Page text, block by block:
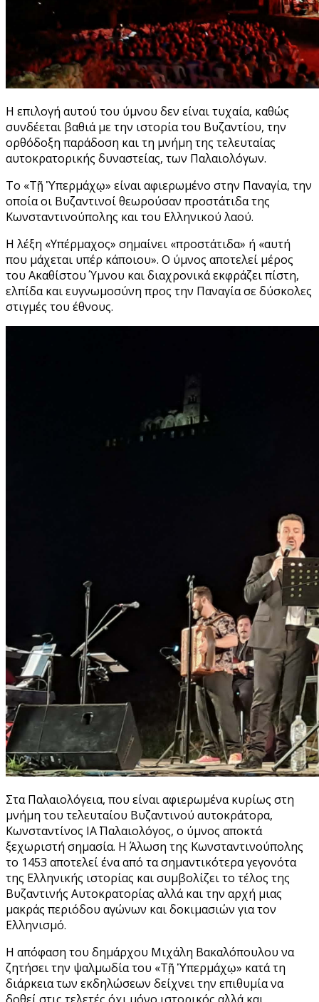
Η επιλογή αυτού του ύμνου δεν είναι τυχαία, καθώς
συνδέεται βαθιά με την ιστορία του Βυζαντίου, την
ορθόδοξη παράδοση και τη μνήμη της τελευταίας
αυτοκρατορικής δυναστείας, των Παλαιολόγων.
Το «Τῇ Ὑπερμάχῳ» είναι αφιερωμένο στην Παναγία, την
οποία οι Βυζαντινοί θεωρούσαν προστάτιδα της
Κωνσταντινούπολης και του Ελληνικού λαού.
Η λέξη «Υπέρμαχος» σημαίνει «προστάτιδα» ή «αυτή
που μάχεται υπέρ κάποιου». Ο ύμνος αποτελεί μέρος
του Ακαθίστου Ύμνου και διαχρονικά εκφράζει πίστη,
ελπίδα και ευγνωμοσύνη προς την Παναγία σε δύσκολες
στιγμές του έθνους.
Στα Παλαιολόγεια, που είναι αφιερωμένα κυρίως στη
μνήμη του τελευταίου Βυζαντινού αυτοκράτορα,
Κωνσταντίνος ΙΑ΄ Παλαιολόγος, ο ύμνος αποκτά
ξεχωριστή σημασία. Η Άλωση της Κωνσταντινούπολης
το 1453 αποτελεί ένα από τα σημαντικότερα γεγονότα
της Ελληνικής ιστορίας και συμβολίζει το τέλος της
Βυζαντινής Αυτοκρατορίας αλλά και την αρχή μιας
μακράς περιόδου αγώνων και δοκιμασιών για τον
Ελληνισμό.
Η απόφαση του δημάρχου Μιχάλη Βακαλόπουλου να
ζητήσει την ψαλμωδία του «Τῇ Ὑπερμάχῳ» κατά τη
διάρκεια των εκδηλώσεων δείχνει την επιθυμία να